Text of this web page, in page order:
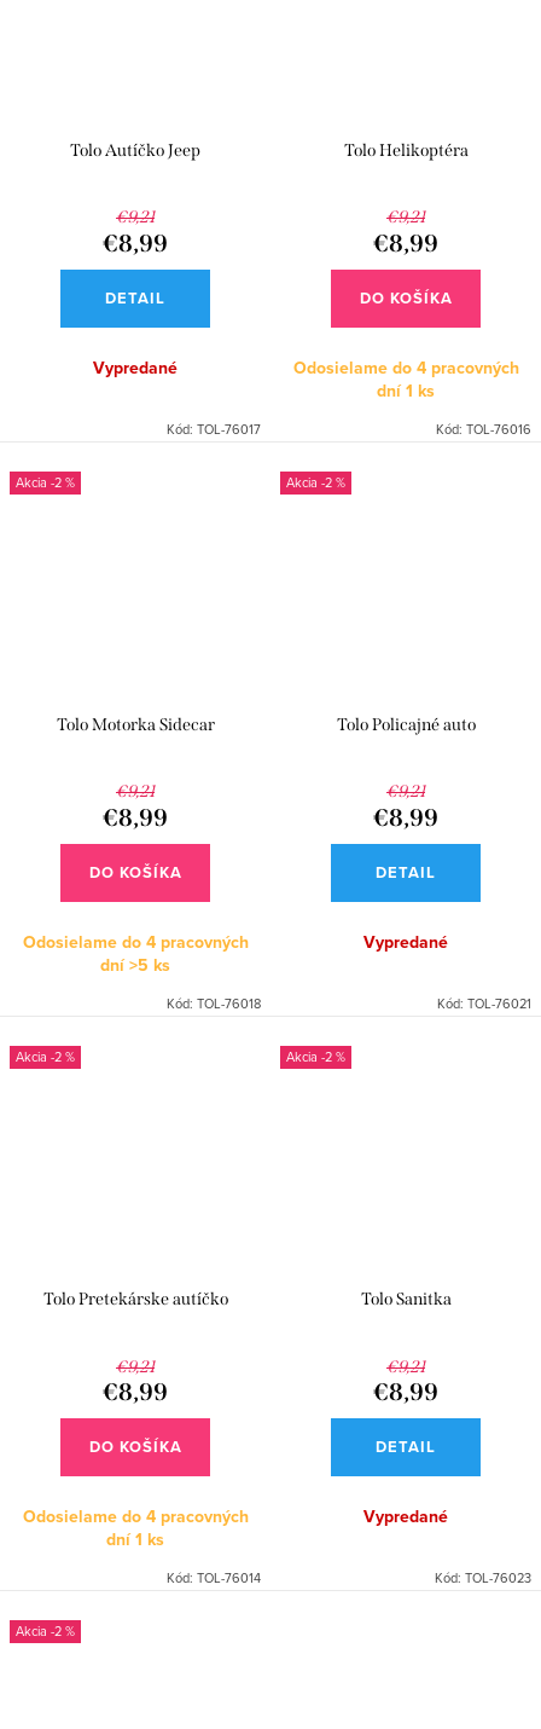
Tolo Autíčko Jeep
€9,21
€8,99
DETAIL
Vypredané
Kód: TOL-76017
Tolo Helikoptéra
€9,21
€8,99
DO KOŠÍKA
Odosielame do 4 pracovných
dní1 ks
Kód: TOL-76016
-2 %
Tolo Motorka Sidecar
€9,21
€8,99
DO KOŠÍKA
Odosielame do 4 pracovných
dní>5 ks
Kód: TOL-76018
-2 %
Tolo Policajné auto
€9,21
€8,99
DETAIL
Vypredané
Kód: TOL-76021
-2 %
Tolo Pretekárske autíčko
€9,21
€8,99
DO KOŠÍKA
Odosielame do 4 pracovných
dní1 ks
Kód: TOL-76014
-2 %
Tolo Sanitka
€9,21
€8,99
DETAIL
Vypredané
Kód: TOL-76023
-2 %